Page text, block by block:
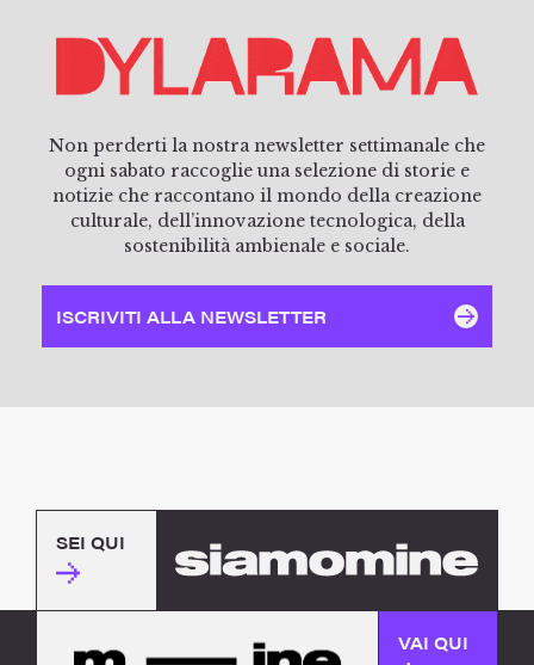
Non perderti la nostra newsletter settimanale che
ogni sabato raccoglie una selezione di storie e
notizie che raccontano il mondo della creazione
culturale, dell’innovazione tecnologica, della
sostenibilità ambienale e sociale.
ISCRIVITI ALLA NEWSLETTER
SEI QUI
VAI QUI